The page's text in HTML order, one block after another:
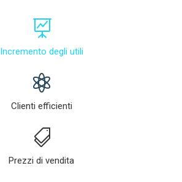

Incremento degli utili

Clienti efficienti

Prezzi di vendita